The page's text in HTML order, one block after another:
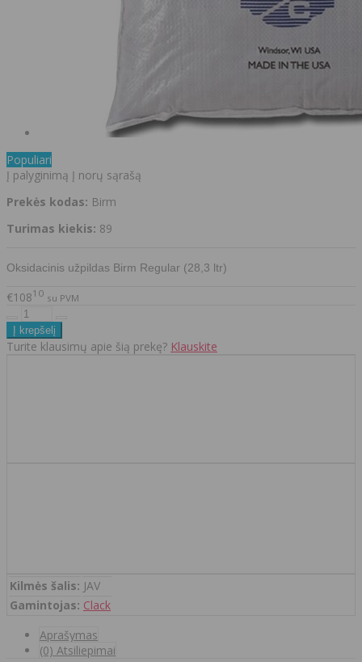
Populiari
Į palyginimą Į norų sąrašą
Prekės kodas: Birm
Turimas kiekis: 89
Oksidacinis užpildas Birm Regular (28,3 ltr)
€10810 su PVM
Turite klausimų apie šią prekę? Klauskite
Kilmės šalis: JAV
Gamintojas: Clack
Aprašymas
(0) Atsiliepimai